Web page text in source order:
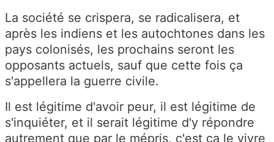
La société se crispera, se radicalisera, et
après les indiens et les autochtones dans les
pays colonisés, les prochains seront les
opposants actuels, sauf que cette fois ça
s'appellera la guerre civile.
Il est légitime d'avoir peur, il est légitime de
s'inquiéter, et il serait légitime d'y répondre
autrement que par le mépris, c'est ça le vivre